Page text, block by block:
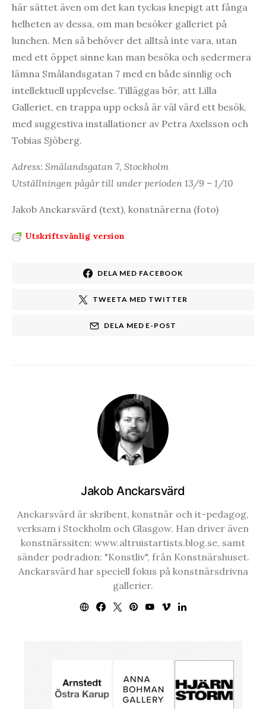
här sättet även om det kan tyckas knepigt att fånga
helheten av dessa, om man besöker galleriet på
lunchen. Men så behöver det alltså inte vara, utan
med ett öppet sinne kan man besöka och sedermera
lämna Smålandsgatan 7 med en både sinnlig och
intellektuell upplevelse. Tilläggas bör, att Lilla
Galleriet, en trappa upp också är väl värd ett besök,
med suggestiva installationer av Petra Axelsson och
Tobias Sjöberg.
Adress: Smålandsgatan 7, Stockholm
Utställningen pågår till under perioden 13/9 – 1/10
Jakob Anckarsvärd (text), konstnärerna (foto)
Utskriftsvänlig version
DELA MED FACEBOOK
TWEETA MED TWITTER
DELA MED E-POST
Jakob Anckarsvärd
Anckarsvärd är skribent, konstnär och it-pedagog,
verksam i Stockholm och Glasgow. Han driver även
konstnärssiten: www.altruistartists.blog.se, samt
sänder podradion: "Konstliv", från Konstnärshuset.
Anckarsvärd har speciell fokus på konstnärsdrivna
gallerier.